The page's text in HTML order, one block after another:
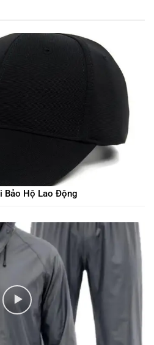
Bảo Hộ Lao Động